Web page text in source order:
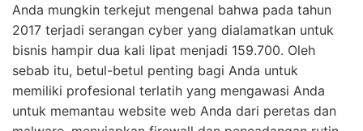
Anda mungkin terkejut mengenal bahwa pada tahun
2017 terjadi serangan cyber yang dialamatkan untuk
bisnis hampir dua kali lipat menjadi 159.700. Oleh
sebab itu, betul-betul penting bagi Anda untuk
memiliki profesional terlatih yang mengawasi Anda
untuk memantau website web Anda dari peretas dan